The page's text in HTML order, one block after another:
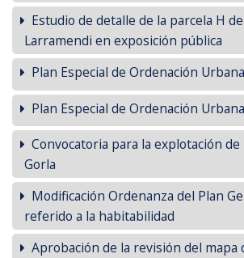
Estudio de detalle de la parcela H
Larramendi en exposición pública
Plan Especial de Ordenación
Plan Especial de Ordenación
Convocatoria para la explotación de
Gorla
Modificación Ordenanza del Plan
referido a la habitabilidad
Aprobación de la revisión del mapa